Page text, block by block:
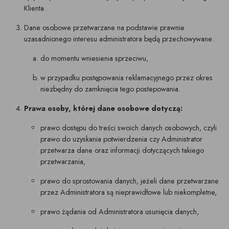
Klienta.
Dane osobowe przetwarzane na podstawie prawnie
uzasadnionego interesu administratora będą przechowywane:
do momentu wniesienia sprzeciwu,
w przypadku postępowania reklamacyjnego przez okres
niezbędny do zamknięcia tego postepowania.
Prawa osoby, której dane osobowe dotyczą:
prawo dostępu do treści swoich danych osobowych, czyli
prawo do uzyskania potwierdzenia czy Administrator
przetwarza dane oraz informacji dotyczących takiego
przetwarzania,
prawo do sprostowania danych, jeżeli dane przetwarzane
przez Administratora są nieprawidłowe lub niekompletne,
prawo żądania od Administratora usunięcia danych,